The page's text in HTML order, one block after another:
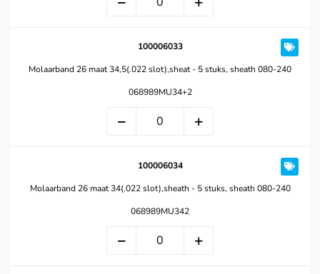
100006033
Molaarband 26 maat 34,5(.022 slot),sheat - 5 stuks, sheath 080-240
068989MU34+2
100006034
Molaarband 26 maat 34(.022 slot),sheath - 5 stuks, sheath 080-240
068989MU342